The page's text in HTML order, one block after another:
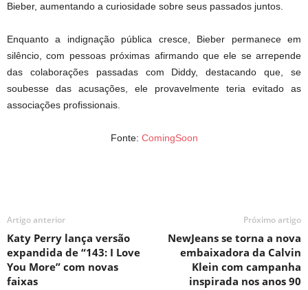
Bieber, aumentando a curiosidade sobre seus passados juntos.
Enquanto a indignação pública cresce, Bieber permanece em
silêncio, com pessoas próximas afirmando que ele se arrepende
das colaborações passadas com Diddy, destacando que, se
soubesse das acusações, ele provavelmente teria evitado as
associações profissionais.
Fonte: ComingSoon
Artigo anterior
Katy Perry lança versão
expandida de “143: I Love
You More” com novas
faixas
Próximo artigo
NewJeans se torna a nova
embaixadora da Calvin
Klein com campanha
inspirada nos anos 90